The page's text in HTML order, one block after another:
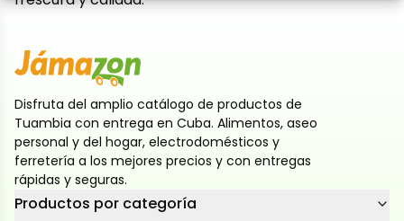
Disfruta del amplio catálogo de productos de
Tuambia con entrega en Cuba. Alimentos, aseo
personal y del hogar, electrodomésticos y
ferretería a los mejores precios y con entregas
rápidas y seguras.
Productos por categoría